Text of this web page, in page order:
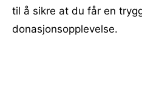
til å sikre at du får en
donasjonsopplevelse.